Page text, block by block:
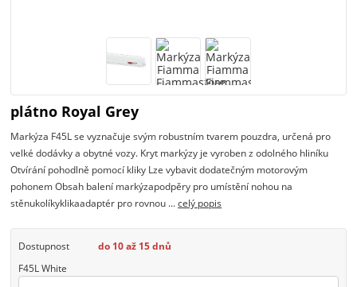
plátno Royal Grey
Markýza F45L se vyznačuje svým robustním tvarem pouzdra, určená pro
velké dodávky a obytné vozy. Kryt markýzy je vyroben z odolného hliníku
Otvírání pohodlně pomocí kliky Lze vybavit dodatečným motorovým
pohonem Obsah balení markýzapodpěry pro umístění nohou na
stěnukolíkyklikaadaptér pro rovnou ...celý popis
Dostupnost
do 10 až 15 dnů
F45L White